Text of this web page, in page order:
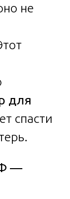
не
для
спасти
—